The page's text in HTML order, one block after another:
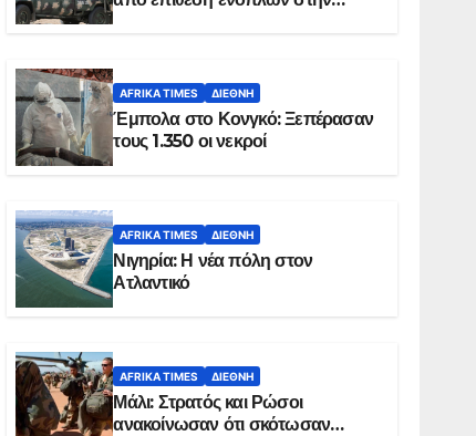
AFRIKA TIMES ΔΙΕΘΝΉ
Έμπολα στο Κονγκό: Ξεπέρασαν
τους 1.350 οι νεκροί
AFRIKA TIMES ΔΙΕΘΝΉ
Νιγηρία: Η νέα πόλη στον
Ατλαντικό
AFRIKA TIMES ΔΙΕΘΝΉ
Μάλι: Στρατός και Ρώσοι
ανακοίνωσαν ότι σκότωσαν